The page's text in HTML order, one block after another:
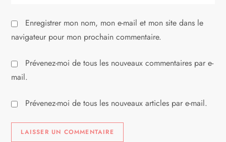
l
e
Enregistrer mon nom, mon e-mail et mon site dans le
navigateur pour mon prochain commentaire.
Prévenez-moi de tous les nouveaux commentaires par e-
mail.
Prévenez-moi de tous les nouveaux articles par e-mail.